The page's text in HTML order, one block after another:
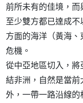
前所未有的佳境，而
至少雙方都已達成
方面的海洋（黃海
危機。
從中亞地區切入，
結非洲，自然是當
外，一帶一路沿線